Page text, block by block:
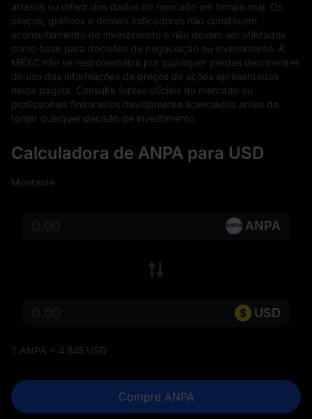
atrasos ou diferir dos dados de mercado em tempo real. Os
preços, gráficos e demais indicadores não constituem
aconselhamento de investimento e não devem ser utilizados
como base para decisões de negociação ou investimento. A
MEXC não se responsabiliza por quaisquer perdas decorrentes
do uso das informações de preços de ações apresentadas
nesta página. Consulte fontes oficiais do mercado ou
profissionais financeiros devidamente licenciados antes de
tomar qualquer decisão de investimento.
Calculadora de ANPA para USD
Montante
ANPA
USD
1 ANPA = 4.845 USD
Compre ANPA